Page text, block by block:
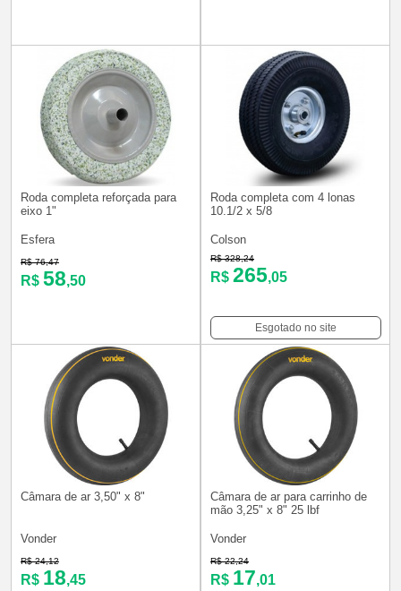
Roda completa reforçada para
eixo 1"
Esfera
R$ 76,47
R$ 58,50
Roda completa com 4 lonas
10.1/2 x 5/8
Colson
R$ 328,24
R$ 265,05
Esgotado no site
Câmara de ar 3,50" x 8"
Vonder
R$ 24,12
R$ 18,45
Câmara de ar para carrinho de
mão 3,25" x 8" 25 lbf
Vonder
R$ 22,24
R$ 17,01